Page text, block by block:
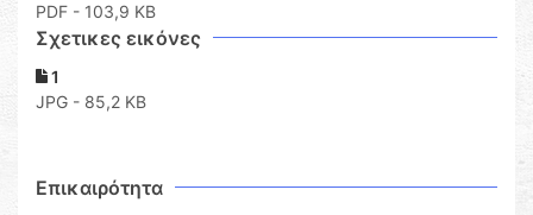
PDF - 103,9 KB
Σχετικες εικόνες
1
JPG - 85,2 KB
Επικαιρότητα